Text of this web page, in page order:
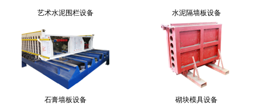
艺术水泥围栏设备 水泥隔墙板设备
石膏墙板设备 砌块模具设备